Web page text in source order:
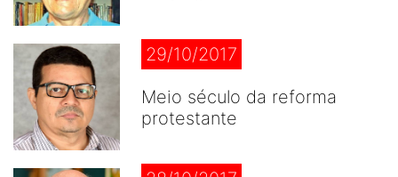
29/10/2017
Meio século da reforma
protestante